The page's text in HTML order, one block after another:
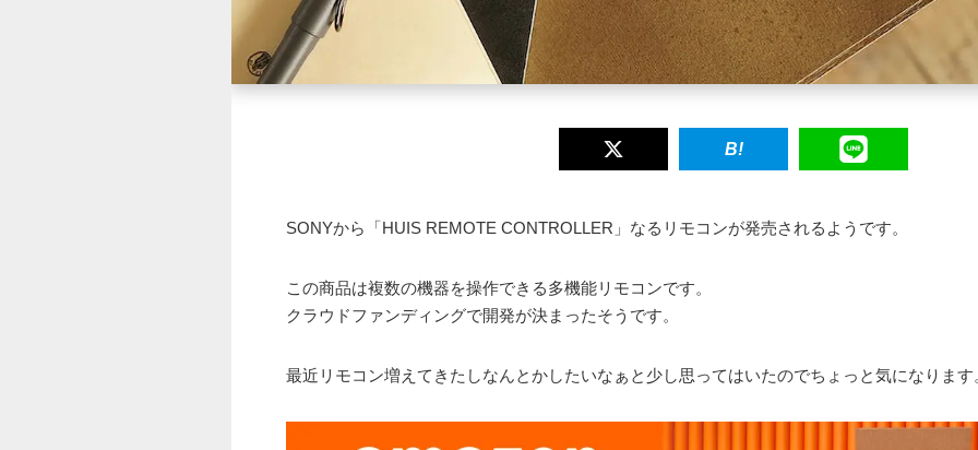
SONYから「HUIS REMOTE CONTROLLER」なるリモコンが発売されるようです。
この商品は複数の機器を操作できる多機能リモコンです。
クラウドファンディングで開発が決まったそうです。
最近リモコン増えてきたしなんとかしたいなぁと少し思ってはいたのでちょっと気になります